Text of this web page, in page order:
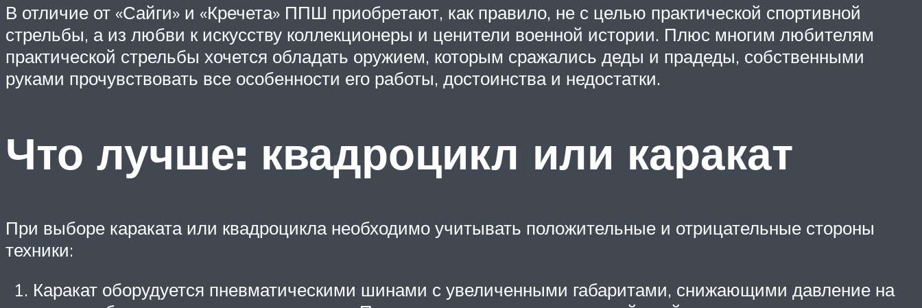
В отличие от «Сайги» и «Кречета» ППШ приобретают, как правило, не с целью практической спортивной
стрельбы, а из любви к искусству коллекционеры и ценители военной истории. Плюс многим любителям
практической стрельбы хочется обладать оружием, которым сражались деды и прадеды, собственными
руками прочувствовать все особенности его работы, достоинства и недостатки.
Что лучше: квадроцикл или каракат
При выборе караката или квадроцикла необходимо учитывать положительные и отрицательные стороны
техники:
Каракат оборудуется пневматическими шинами с увеличенными габаритами, снижающими давление на